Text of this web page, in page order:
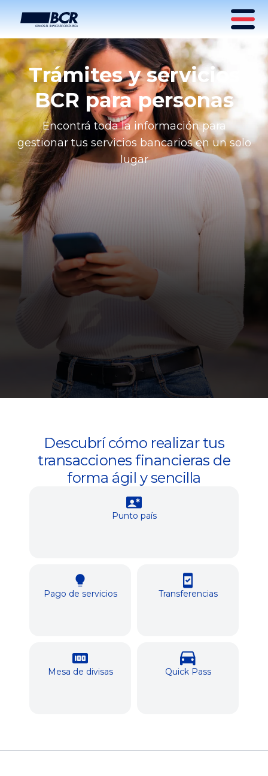
Trámites y servicios
BCR para personas
Encontrá toda la información para
gestionar tus servicios bancarios en un solo
lugar
Descubrí cómo realizar tus
transacciones financieras de
forma ágil y sencilla
Punto país
Pago de servicios Transferencias
Mesa de divisas Quick Pass